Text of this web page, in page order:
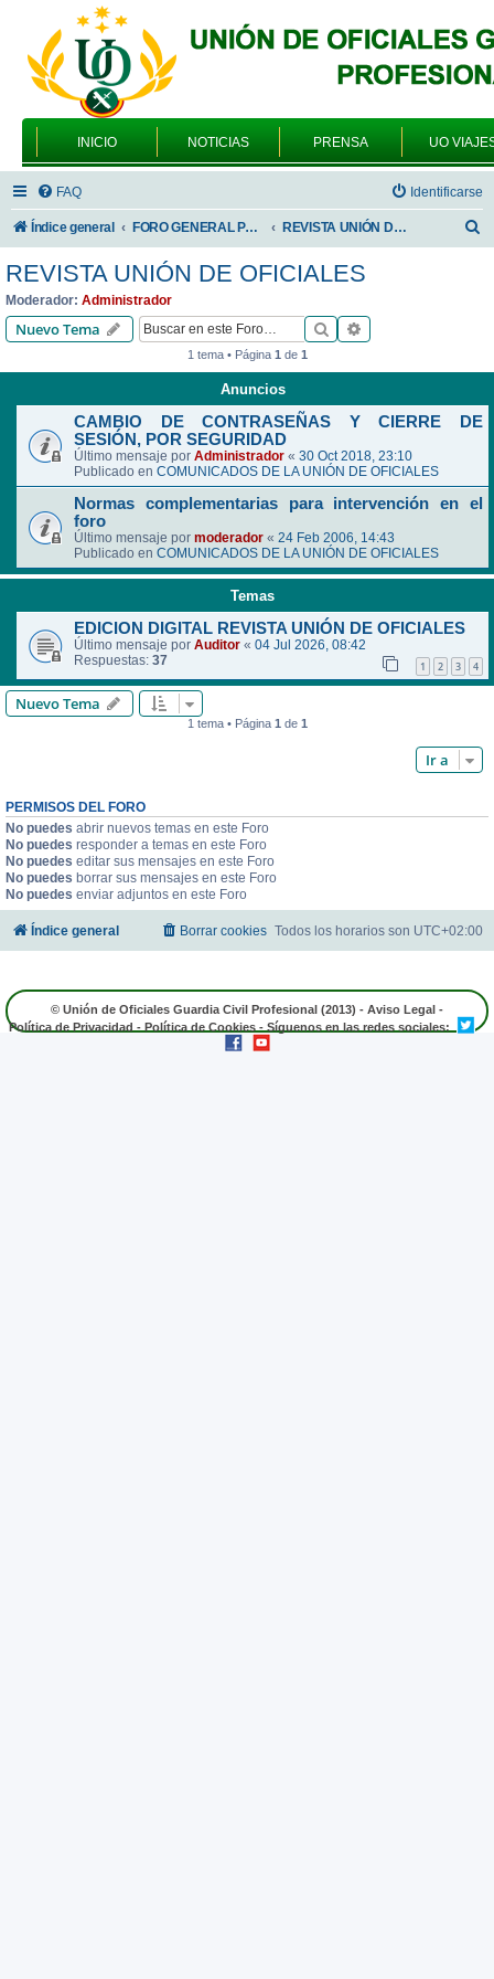
INICIO NOTICIAS PRENSA UO
FAQ Identificarse
Índice general FORO GENERAL PARA TODOS LOS USUARIOS REVISTA UNIÓN DE OFICIALES
r
REVISTA UNIÓN DE OFICIALES
Moderador: Administrador
Nuevo Tema Buscar
1 tema • Página 1de 1
Anuncios
CAMBIO DE CONTRASEÑAS Y CIERRE DE
SESIÓN, POR SEGURIDAD
Último mensaje por Administrador « 30 Oct 2018, 23:10
Publicado en COMUNICADOS DE LA UNIÓN DE OFICIALES
Normas complementarias para intervención en el
foro
Último mensaje por moderador « 24 Feb 2006, 14:43
Publicado en COMUNICADOS DE LA UNIÓN DE OFICIALES
Temas
EDICION DIGITAL REVISTA UNIÓN DE OFICIALES
Último mensaje por Auditor « 04 Jul 2026, 08:42
Respuestas: 37 1 2 3 4
Nuevo Tema
1 tema • Página 1 de 1
Ir a
PERMISOS DEL FORO
No puedes abrir nuevos temas en este Foro
No puedes responder a temas en este Foro
No puedes editar sus mensajes en este Foro
No puedes borrar sus mensajes en este Foro
No puedes enviar adjuntos en este Foro
Índice general Todos los horarios son UTC+02:00
Borrar cookies
© Unión de Oficiales Guardia Civil Profesional (2013) - Aviso Legal -
Política de Privacidad - Política de Cookies - Síguenos en las redes sociales: